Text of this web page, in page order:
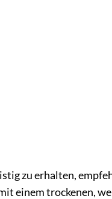
zu erhalten,
einem trockenen,